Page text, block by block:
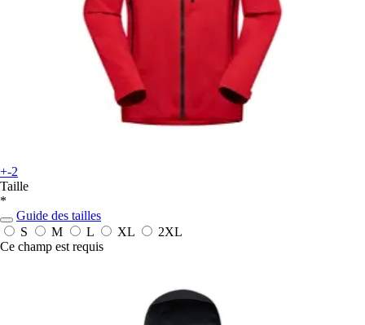
+-2
Taille
*
Guide des tailles
S
M L XL
2XL
Ce champ est requis